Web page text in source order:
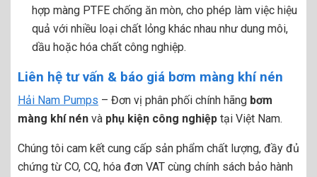
hợp màng PTFE chống ăn mòn, cho phép làm việc hiệu
quả với nhiều loại chất lỏng khác nhau như dung môi,
dầu hoặc hóa chất công nghiệp.
Liên hệ tư vấn & báo giá bơm màng khí nén
Hải Nam Pumps – Đơn vị phân phối chính hãng bơm
màng khí nén và phụ kiện công nghiệp tại Việt Nam.
Chúng tôi cam kết cung cấp sản phẩm chất lượng, đầy đủ
chứng từ CO, CQ, hóa đơn VAT cùng chính sách bảo hành